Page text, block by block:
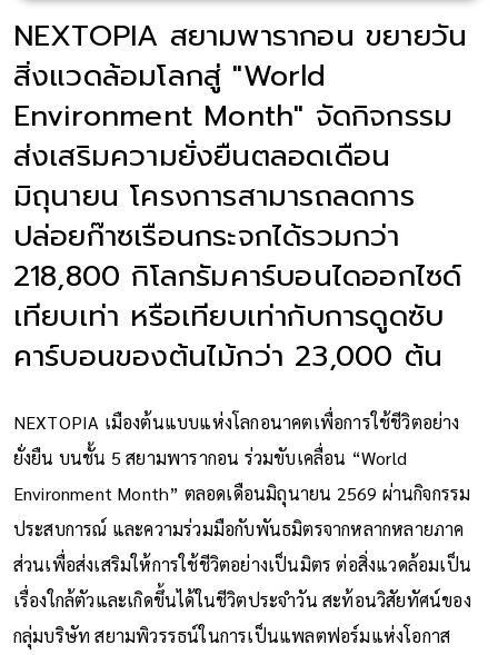
NEXTOPIA สยามพารากอน ขยายวัน
สิ่งแวดล้อมโลกสู่ "World
Environment Month" จัดกิจกรรม
ส่งเสริมความยั่งยืนตลอดเดือน
มิถุนายน โครงการสามารถลดการ
ปล่อยก๊าซเรือนกระจกได้รวมกว่า
218,800 กิโลกรัมคาร์บอนไดออกไซด์
เทียบเท่า หรือเทียบเท่ากับการดูดซับ
คาร์บอนของต้นไม้กว่า 23,000 ต้น
NEXTOPIA เมืองต้นแบบแห่งโลกอนาคตเพื่อการใช้ชีวิตอย่าง
ยั่งยืน บนชั้น 5 สยามพารากอน ร่วมขับเคลื่อน “World
Environment Month” ตลอดเดือนมิถุนายน 2569 ผ่านกิจกรรม
ประสบการณ์ และความร่วมมือกับพันธมิตรจากหลากหลายภาค
ส่วนเพื่อส่งเสริมให้การใช้ชีวิตอย่างเป็นมิตร ต่อสิ่งแวดล้อมเป็น
เรื่องใกล้ตัวและเกิดขึ้นได้ในชีวิตประจำวัน สะท้อนวิสัยทัศน์ของ
กลุ่มบริษัท สยามพิวรรธน์ในการเป็นแพลตฟอร์มแห่งโอกาส